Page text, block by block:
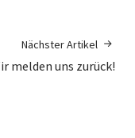
Nächster Artikel
melden uns zurück!